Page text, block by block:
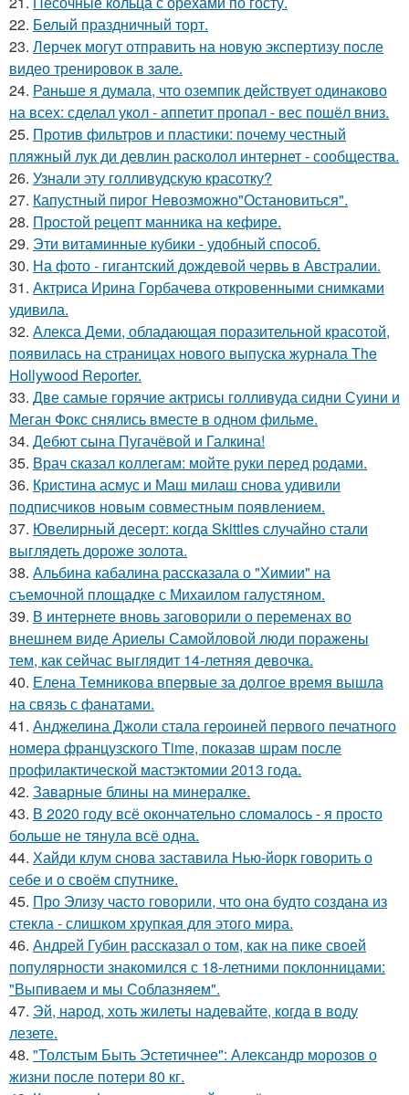
22. Белый праздничный торт.
23. Лерчек могут отправить на новую экспертизу после
видео тренировок в зале.
24. Раньше я думала, что оземпик действует одинаково
на всех: сделал укол - аппетит пропал - вес пошёл вниз.
25. Против фильтров и пластики: почему честный
пляжный лук ди девлин расколол интернет - сообщества.
26. Узнали эту голливудскую красотку?
27. Капустный пирог Невозможно"Остановиться".
28. Простой рецепт манника на кефире.
29. Эти витаминные кубики - удобный способ.
30. На фото - гигантский дождевой червь в Австралии.
31. Актриса Ирина Горбачева откровенными снимками
удивила.
32. Алекса Деми, обладающая поразительной красотой,
появилась на страницах нового выпуска журнала The
Hollywood Reporter.
33. Две самые горячие актрисы голливуда сидни Суини и
Меган Фокс снялись вместе в одном фильме.
34. Дебют сына Пугачёвой и Галкина!
35. Врач сказал коллегам: мойте руки перед родами.
36. Кристина асмус и Маш милаш снова удивили
подписчиков новым совместным появлением.
37. Ювелирный десерт: когда Skittles случайно стали
выглядеть дороже золота.
38. Альбина кабалина рассказала о "Химии" на
съемочной площадке с Михаилом галустяном.
39. В интернете вновь заговорили о переменах во
внешнем виде Ариелы Самойловой люди поражены
тем, как сейчас выглядит 14-летняя девочка.
40. Елена Темникова впервые за долгое время вышла
на связь с фанатами.
41. Анджелина Джоли стала героиней первого печатного
номера французского Time, показав шрам после
профилактической мастэктомии 2013 года.
42. Заварные блины на минералке.
43. В 2020 году всё окончательно сломалось - я просто
больше не тянула всё одна.
44. Хайди клум снова заставила Нью-йорк говорить о
себе и о своём спутнике.
45. Про Элизу часто говорили, что она будто создана из
стекла - слишком хрупкая для этого мира.
46. Андрей Губин рассказал о том, как на пике своей
популярности знакомился с 18-летними поклонницами:
"Выпиваем и мы Соблазняем".
47. Эй, народ, хоть жилеты надевайте, когда в воду
лезете.
48. "Толстым Быть Эстетичнее": Александр морозов о
жизни после потери 80 кг.